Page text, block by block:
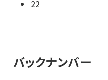
22
バックナンバー